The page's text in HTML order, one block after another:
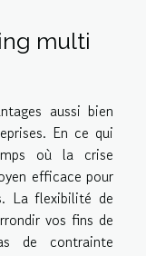
multi
aussi bien
En ce qui
où la crise
efficace pour
La flexibilité de
vos fins de
de contrainte